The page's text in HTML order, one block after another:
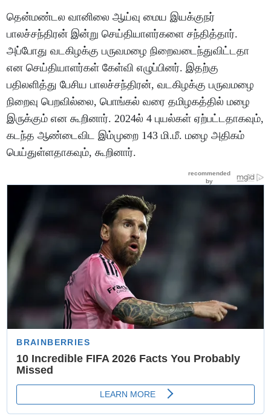
தென்மண்டல வானிலை ஆய்வு மைய இயக்குநர்
பாலச்சந்திரன் இன்று செய்தியாளர்களை சந்தித்தார்.
அப்போது வடகிழக்கு பருவமழை நிறைவடைந்துவிட்டதா
என செய்தியாளர்கள் கேள்வி எழுப்பினர். இதற்கு
பதிலளித்து பேசிய பாலச்சந்திரன், வடகிழக்கு பருவமழை
நிறைவு பெறவில்லை, பொங்கல் வரை தமிழகத்தில் மழை
இருக்கும் என கூறினார். 2024ல் 4 புயல்கள் ஏற்பட்டதாகவும்,
கடந்த ஆண்டைவிட இம்முறை 143 மி.மீ. மழை அதிகம்
பெய்துள்ளதாகவும், கூறினார்.